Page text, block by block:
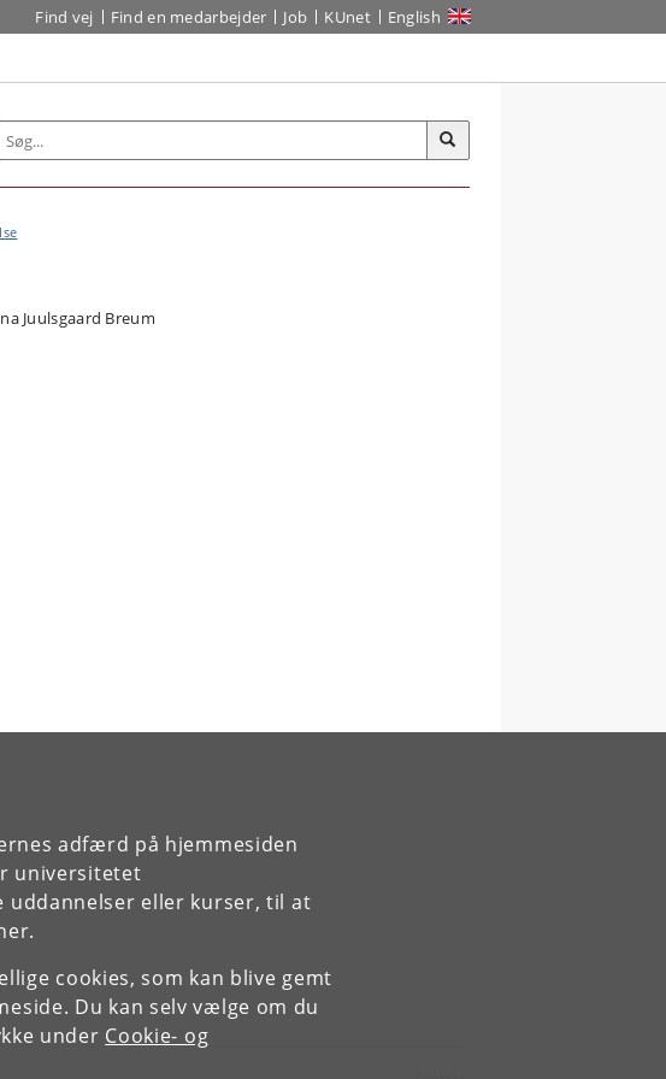
adfærd på hjemmesiden
universitetet
eller kurser, til at
cookies, som kan blive gemt
Du kan selv vælge om du
under Cookie- og
Find vej Find en medarbejder Job KUnet English